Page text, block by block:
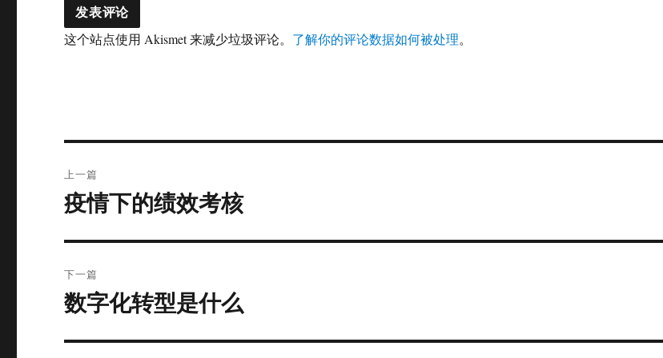
这个站点使用 Akismet 来减少垃圾评论。 了解你的评论数据如何被处理。
章
上一篇
上
篇
文
疫情下的绩效考核
下一篇
下
篇
文
数字化转型是什么